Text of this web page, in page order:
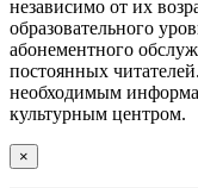
независимо от их
образовательного
абонементного
постоянных
необходимым
культурным центром.
×